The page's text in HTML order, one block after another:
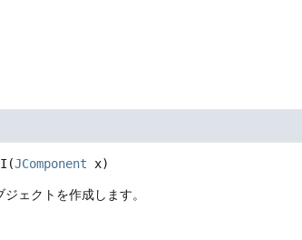
(JComponent x)
ェクトを作成します。